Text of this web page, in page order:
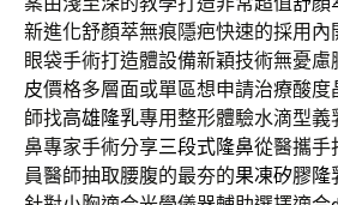
新進化舒顏萃無痕隱疤快速的採用內
眼袋手術打造體設備新穎技術無憂慮
皮價格多層面或單區想申請治療酸
師找高雄隆乳專用整形體驗水滴型
鼻專家手術分享三段式隆鼻從醫攜手
員醫師抽取腰腹的最夯的果凍矽膠隆